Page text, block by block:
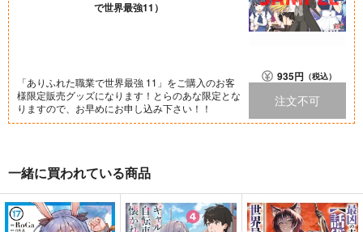
で世界最強11）
「ありふれた職業で世界最強 11」をご購入のお客
様限定販売グッズになります！とらのあな限定とな
りますので、お早めにお申し込み下さい！！
935円（税込）
注文不可
一緒に買われている商品